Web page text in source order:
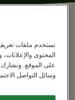
يُعد الحديد
تحتاجها
نستخدم ملفات
المحتوى
على الموقع.
وسائل التواصل